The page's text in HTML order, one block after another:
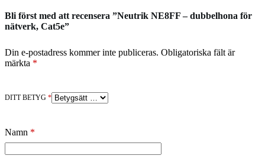
Bli först med att recensera ”Neutrik NE8FF – dubbelhona för
nätverk, Cat5e”
Din e-postadress kommer inte publiceras. Obligatoriska fält är
märkta *
DITT BETYG *
Namn *